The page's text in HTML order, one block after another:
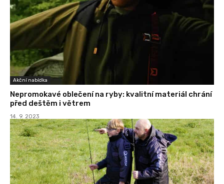
Akční nabídka
Nepromokavé oblečení na ryby: kvalitní materiál chrání
před deštěm i větrem
14. 9. 2023